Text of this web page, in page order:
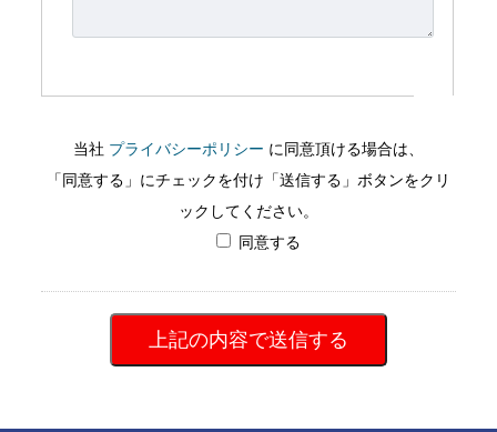
当社 プライバシーポリシー に同意頂ける場合は、
「同意する」にチェックを付け「送信する」ボタンをクリ
ックしてください。
同意する